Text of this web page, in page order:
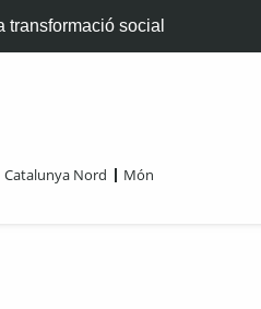
transformació social
Catalunya Nord Món